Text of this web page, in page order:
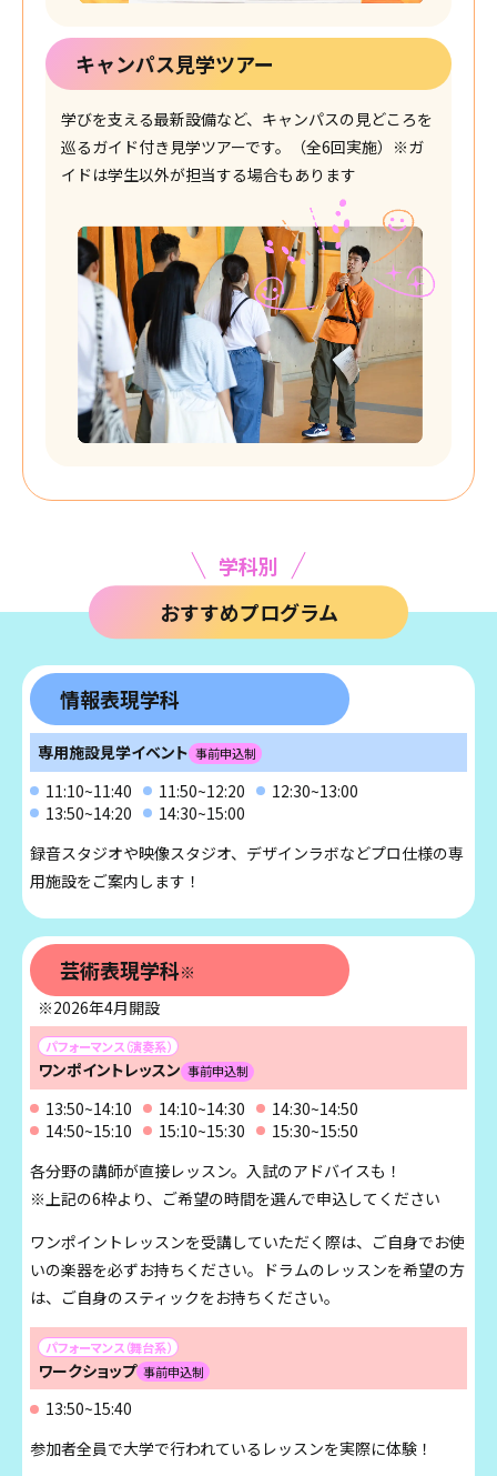
キャンパス見学ツアー
学びを支える最新設備など、キャンパスの見どころを
巡るガイド付き見学ツアーです。（全6回実施） ※ガ
イドは学生以外が担当する場合もあります
学科別
おすすめプログラム
情報表現学科
専用施設見学イベント 事前申込制
11:10~11:40 11:50~12:20
12:30~13:00
13:50~14:20
14:30~15:00
録音スタジオや映像スタジオ、デザインラボなどプロ仕様の専
用施設をご案内します！
芸術表現学科※
※2026年4月開設
パフォーマンス（演奏系）
ワンポイントレッスン 事前申込制
13:50~14:10 14:10~14:30
14:30~14:50
14:50~15:10
15:10~15:30
15:30~15:50
各分野の講師が直接レッスン。入試のアドバイスも！
※上記の6枠より、ご希望の時間を選んで申込してください
ワンポイントレッスンを受講していただく際は、ご自身でお使
いの楽器を必ずお持ちください。ドラムのレッスンを希望の方
は、ご自身のスティックをお持ちください。
パフォーマンス（舞台系）
ワークショップ 事前申込制
13:50~15:40
参加者全員で大学で行われているレッスンを実際に体験！